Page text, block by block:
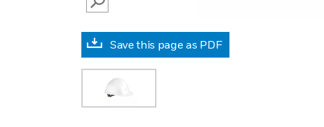
SEARCH
Save this page as PDF